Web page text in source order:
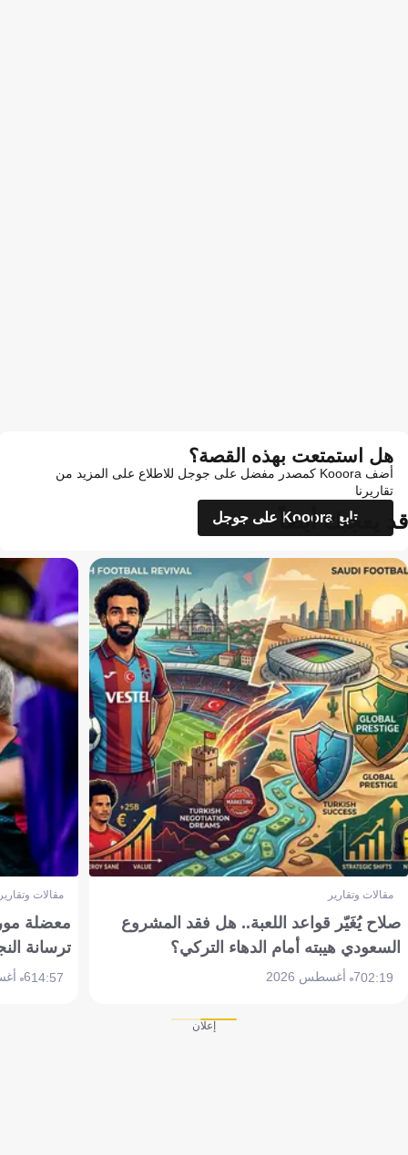
هل استمتعت بهذه القصة؟
أضف Kooora كمصدر مفضل على جوجل للاطلاع على المزيد من
تقاريرنا
تابع Kooora على جوجل
قد يعجبك أيضاً
مقالات وتقارير
صلاح يُغَيّر قواعد اللعبة.. هل فقد المشروع
السعودي هيبته أمام الدهاء التركي؟
02:197 أغسطس 2026
مقالات
معضلة
ترسانة
14:576 أغسطس 2026
إعلان